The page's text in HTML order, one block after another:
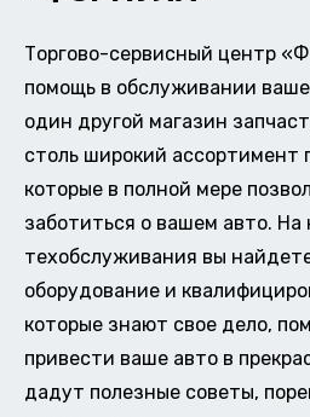
Торгово-сервисный центр
помощь в обслуживании
один другой магазин
столь широкий ассортимент
которые в полной мере
заботиться о вашем авто.
техобслуживания вы
оборудование и
которые знают свое дело,
привести ваше авто в
дадут полезные советы,